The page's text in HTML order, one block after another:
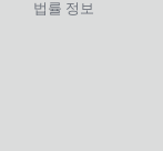
법률 정보